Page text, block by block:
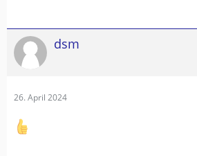
dsm
26. April 2024